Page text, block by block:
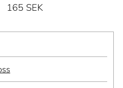
165 SEK